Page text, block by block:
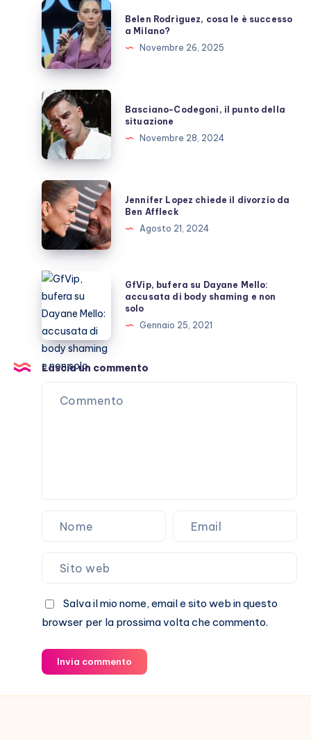
Belen
Rodriguez,
cosa
le
successo
a
Milano?
Belen Rodriguez, cosa le è successo
a Milano?
Novembre 26, 2025
Basciano-
Codegoni,
il
punto
della
situazione
Basciano-Codegoni, il punto della
situazione
Novembre 28, 2024
Jennifer
Lopez
chiede
il
divorzio
da
Ben
Affleck
Jennifer Lopez chiede il divorzio da
Ben Affleck
Agosto 21, 2024
GfVip,
bufera
su
Dayane
Mello:
accusata
di
body
GfVip, bufera su Dayane Mello:
accusata di body shaming e non
solo
Gennaio 25, 2021
Lascia un commento
Salva il mio nome, email e sito web in questo
browser per la prossima volta che commento.
Invia commento